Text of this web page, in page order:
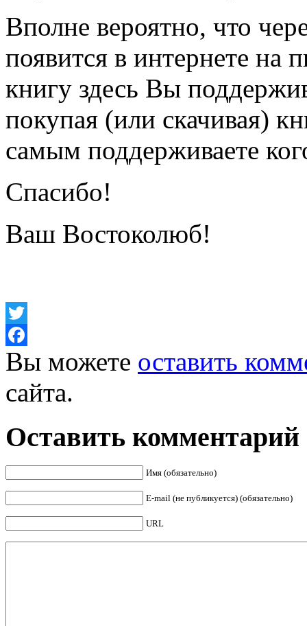
Вполне вероятно, что
появится в интернете на
книгу здесь Вы
покупая (или скачивая)
самым поддерживаете
Спасибо!
Ваш Востоколюб!
Twitter
Facebook
Вы можете оставить
сайта.
Оставить комментарий
Имя (обязательно)
E-mail (не публикуется) (обязательно)
URL